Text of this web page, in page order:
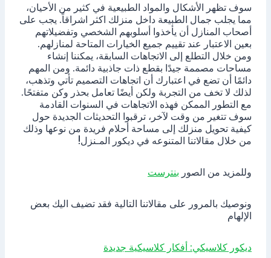
سوف تظهر الأشكال والمواد الطبيعية في كثير من الأحيان،
مما يجلب جمال الطبيعة داخل منزلك اكثر اشراقاً. يجب على
أصحاب المنازل أن يأخذوا أسلوبهم الشخصي وتفضيلاتهم
بعين الاعتبار عند تقييم جميع الخيارات المتاحة لمنازلهم.
ومن خلال التطلع إلى الاتجاهات السابقة، يمكننا إنشاء
مساحات مصممة جيدًا بقطع ذات جاذبية دائمة. ومن المهم
دائمًا أن تضع في اعتبارك أن اتجاهات التصميم تأتي وتذهب،
لذلك لا تخف من التجربة ولكن أيضًا تعامل بحذر وكن متفتحًا.
مع التطور الممكن فهذه الاتجاهات في السنوات القادمة
سوف تتغير من وقت لآخر، ترقبوا التحديثات الجديدة حول
كيفية تحويل منزلك إلى مساحة أحلام فريدة من نوعها وذلك
من خلال مقالاتنا المتنوعه في ديكور المـنزل!
وللمزيد من الصور بنترست
ونوصيك بالمرور على مقالاتنا التالية فقد تضيف اليك بعض
الإلهام
ديكور كلاسيكي: أفكار كلاسيكية جديدة